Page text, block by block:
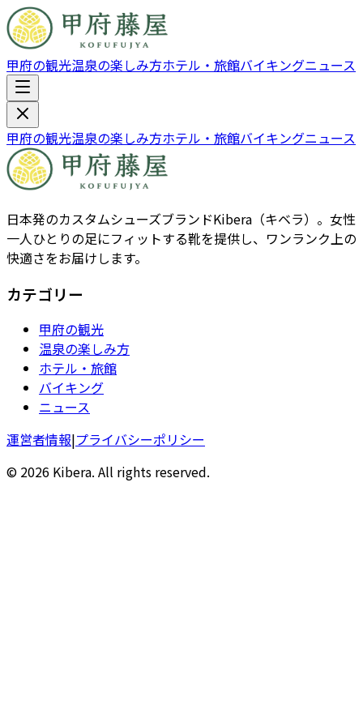
甲府の観光温泉の楽しみ方ホテル・旅館バイキングニュース
甲府の観光温泉の楽しみ方ホテル・旅館バイキングニュース
日本発のカスタムシューズブランドKibera（キベラ）。女性
一人ひとりの足にフィットする靴を提供し、ワンランク上の
快適さをお届けします。
カテゴリー
甲府の観光
温泉の楽しみ方
ホテル・旅館
バイキング
ニュース
運営者情報|プライバシーポリシー
© 2026 Kibera. All rights reserved.